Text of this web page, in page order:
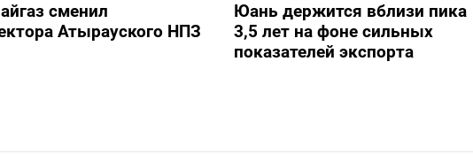
сменил
Атырауского НПЗ
Юань держится вблизи пика
3,5 лет на фоне сильных
показателей экспорта